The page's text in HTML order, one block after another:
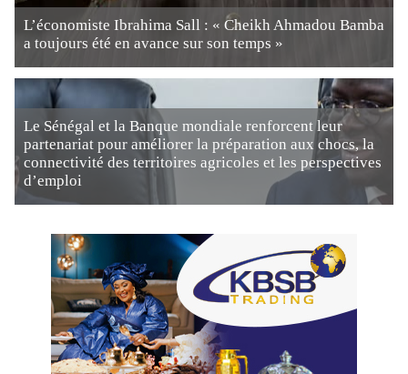
L’économiste Ibrahima Sall : « Cheikh Ahmadou Bamba
a toujours été en avance sur son temps »
Le Sénégal et la Banque mondiale renforcent leur
partenariat pour améliorer la préparation aux chocs, la
connectivité des territoires agricoles et les perspectives
d’emploi